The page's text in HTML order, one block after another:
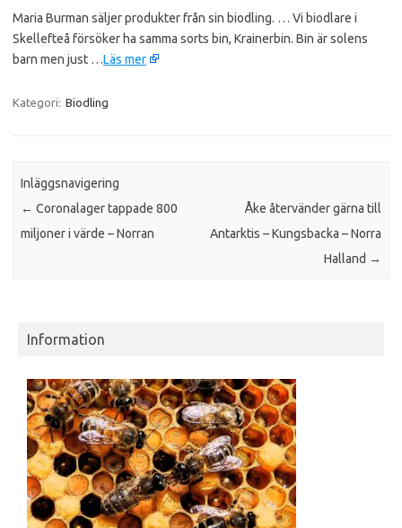
Maria Burman säljer produkter från sin biodling. … Vi biodlare i
Skellefteå försöker ha samma sorts bin, Krainerbin. Bin är solens
barn men just …Läs mer
Kategori: Biodling
Inläggsnavigering
← Coronalager tappade 800
miljoner i värde – Norran
Åke återvänder gärna till
Antarktis – Kungsbacka – Norra
Halland →
Information